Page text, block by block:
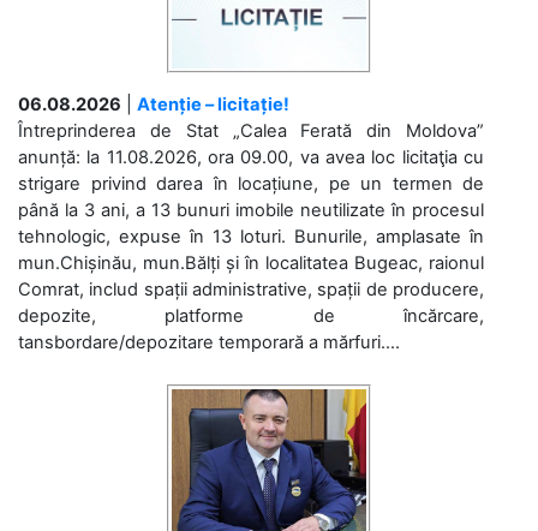
06.08.2026
Atenție – licitație!
Întreprinderea de Stat „Calea Ferată din Moldova”
anunță: la 11.08.2026, ora 09.00, va avea loc licitaţia cu
strigare privind darea în locațiune, pe un termen de
până la 3 ani, a 13 bunuri imobile neutilizate în procesul
tehnologic, expuse în 13 loturi. Bunurile, amplasate în
mun.Chișinău, mun.Bălți și în localitatea Bugeac, raionul
Comrat, includ spații administrative, spații de producere,
depozite, platforme de încărcare,
tansbordare/depozitare temporară a mărfuri....